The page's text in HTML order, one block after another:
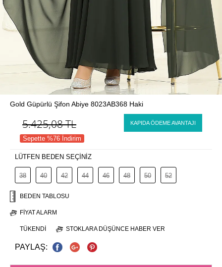
Gold Güpürlü Şifon Abiye 8023AB368 Haki
5.425,08TL KAPIDA ÖDEME AVANTAJI
Sepette %76 İndirim
LÜTFEN BEDEN SEÇİNİZ
38 40 42 44 46 48 50 52
BEDEN TABLOSU
FIYAT ALARM
TÜKENDI STOKLARA DÜŞÜNCE HABER VER
PAYLAŞ: